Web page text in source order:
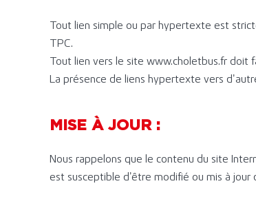
Tout lien simple ou par hypertexte est
TPC.
Tout lien vers le site www.choletbus.fr doit
La présence de liens hypertexte vers
MISE À JOUR :
Nous rappelons que le contenu du site
est susceptible d’être modifié ou mis à jour